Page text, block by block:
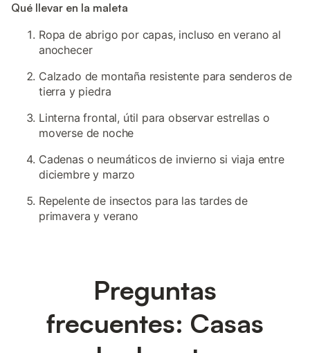
Qué llevar en la maleta
Ropa de abrigo por capas, incluso en verano al
anochecer
Calzado de montaña resistente para senderos de
tierra y piedra
Linterna frontal, útil para observar estrellas o
moverse de noche
Cadenas o neumáticos de invierno si viaja entre
diciembre y marzo
Repelente de insectos para las tardes de
primavera y verano
Preguntas
frecuentes: Casas